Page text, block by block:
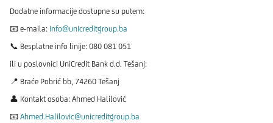
Dodatne informacije dostupne su putem:
📧 e-maila: info@unicreditgroup.ba
📞 Besplatne info linije: 080 081 051
ili u poslovnici UniCredit Bank d.d. Tešanj:
📍 Braće Pobrić bb, 74260 Tešanj
👤 Kontakt osoba: Ahmed Halilović
📧 Ahmed.Halilovic@unicreditgroup.ba